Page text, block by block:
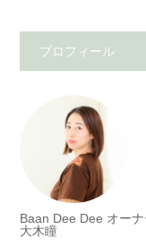
プロフィール
Baan Dee Dee オー
大木瞳